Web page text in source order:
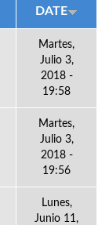
DATE
Martes,
Julio 3,
2018 -
19:58
Martes,
Julio 3,
2018 -
19:56
Lunes,
Junio 11,